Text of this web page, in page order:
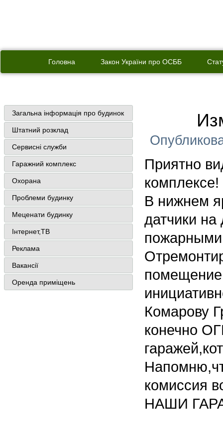
Головна Закон України про ОСББ
Загальна інформація про будинок
Штатний розклад
Сервисні служби
Гаражний комплекс
Охорана
Проблеми будинку
Меценати будинку
Інтернет,ТВ
Реклама
Вакансії
Оренда приміщень
Приятно
комплексе!
В нижнем
датчики
Комарову
конечно
комиссия
НАШИ